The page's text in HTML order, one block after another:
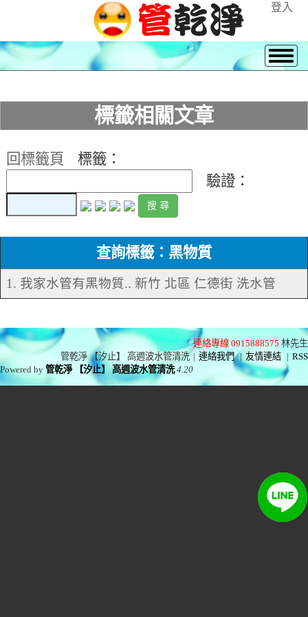
登入
標籤相關文章
回標籤頁
標籤：
驗證：
查詢標籤：黑物質
1. 我家水管有黑物質.. 新竹 北區 仁德街 洗水管
連絡專線 0915888575 林先生
管乾淨 【汐止】 高週波水管清洗 | 連絡我們 | 友情連結 | RSS
Powered by管乾淨 【汐止】 高週波水管清洗 4.20